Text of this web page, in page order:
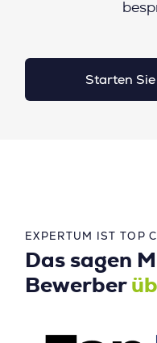
Starten
EXPERTUM IST TOP
Das sagen
Bewerber